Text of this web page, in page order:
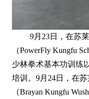
9月23日，在苏
（PowerFly Kungfu
少林拳术基本功训练
培训。9月24日，在
（Brayan Kungfu